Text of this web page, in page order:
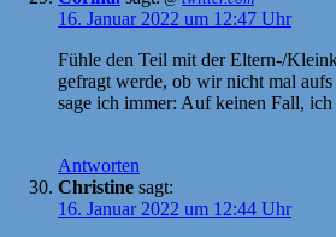
16. Januar 2022 um 12:47 Uhr
Fühle den Teil mit der Eltern-/
gefragt werde, ob wir nicht mal
sage ich immer: Auf keinen Fall,
Antworten
Christine sagt:
16. Januar 2022 um 12:44 Uhr